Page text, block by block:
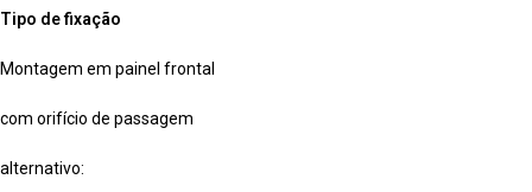
Tipo de fixação
Montagem em painel frontal
com orifício de passagem
alternativo: